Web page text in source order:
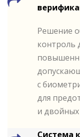
Решение
контроль
с
для
и
Система